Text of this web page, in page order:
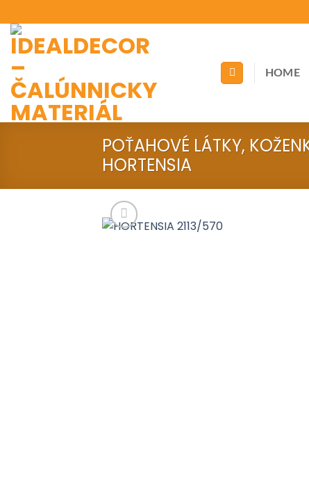
to
content
HOME
POŤAHOVÉ LÁTKY,
HORTENSIA